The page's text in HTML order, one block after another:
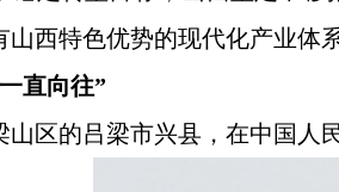
山西特色优势的现代化产业体
直向往”
山区的吕梁市兴县，在中国人